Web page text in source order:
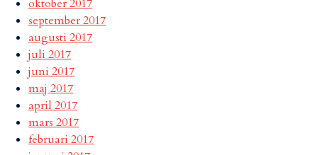
oktober 2017
september 2017
augusti 2017
juli 2017
juni 2017
maj 2017
april 2017
mars 2017
februari 2017